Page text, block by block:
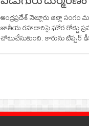
ఆంధ్రప్రదేశ్ నెల్లూరు జిల్లా
జాతీయ రహదారిపై ఘోర రోడ్డు
చోటుచేసుకుంది. కారును టిప్పర్‌